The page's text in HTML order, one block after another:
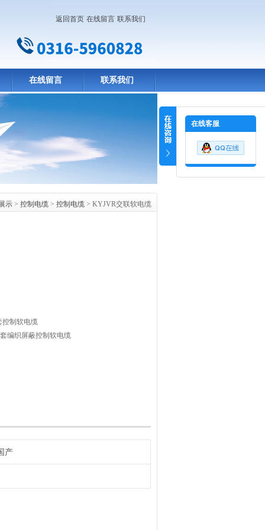
返回首页 在线留言 联系我们
在线留言 联系我们
示 > 控制电缆 > 控制电缆 > KYJVR交联软电缆
控制软电缆
编织屏蔽控制软电缆
产
在线客服